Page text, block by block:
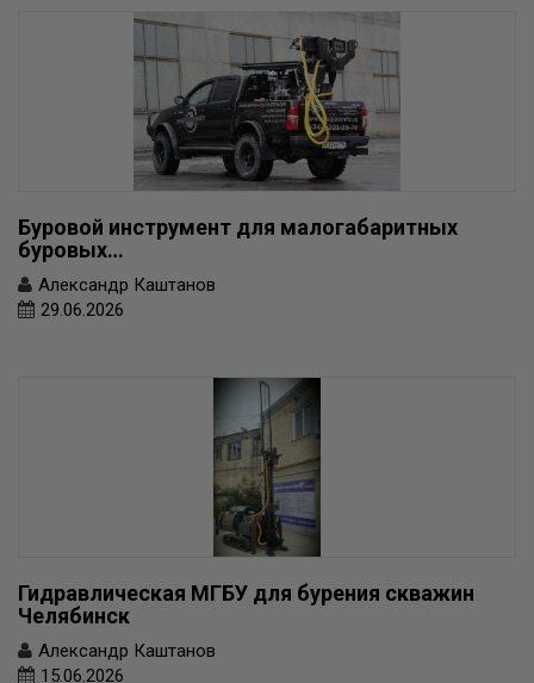
Буровой инструмент для малогабаритных
буровых…
Александр Каштанов
29.06.2026
Гидравлическая МГБУ для бурения скважин
Челябинск
Александр Каштанов
15.06.2026